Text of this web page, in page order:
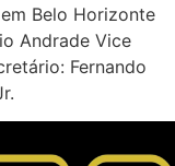
Belo Horizonte
Andrade Vice
Fernando